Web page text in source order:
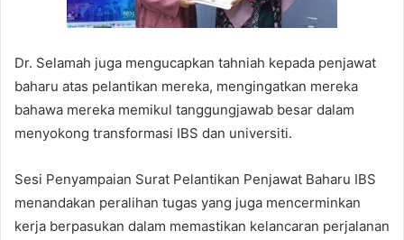
Dr. Selamah juga mengucapkan tahniah kepada penjawat
baharu atas pelantikan mereka, mengingatkan mereka
bahawa mereka memikul tanggungjawab besar dalam
menyokong transformasi IBS dan universiti.
Sesi Penyampaian Surat Pelantikan Penjawat Baharu IBS
menandakan peralihan tugas yang juga mencerminkan
kerja berpasukan dalam memastikan kelancaran perjalanan